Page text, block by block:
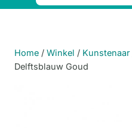
Home / Winkel / Kunstenaar
Delftsblauw Goud